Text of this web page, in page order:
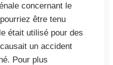
concernant le
être tenu
était utilisé pour des
un accident
Pour plus